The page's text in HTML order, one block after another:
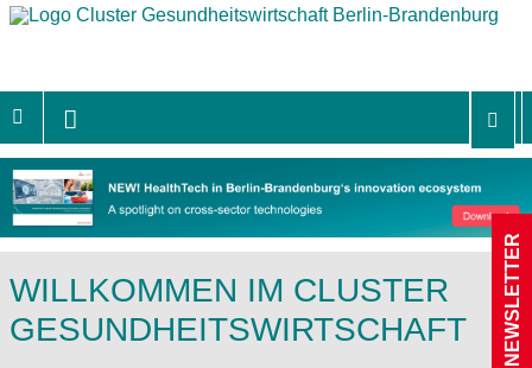
WILLKOMMEN IM CLUSTER
GESUNDHEITSWIRTSCHAFT
NEWSLETTER